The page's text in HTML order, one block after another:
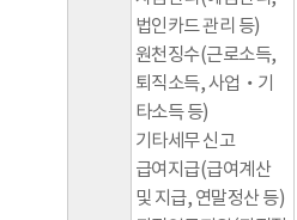
법인카드 관리 등)
원천징수(근로소득,
퇴직소득, 사업‧기
타소득 등)
기타세무 신고
급여지급(급여계산
및 지급, 연말정산 등)